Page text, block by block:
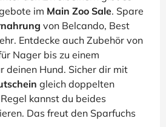
im Main Zoo Sale. Spare
von Belcando, Best
Entdecke auch Zubehör von
Nager bis zu einem
deinen Hund. Sicher dir mit
gleich doppelten
kannst du beides
Das freut den Sparfuchs